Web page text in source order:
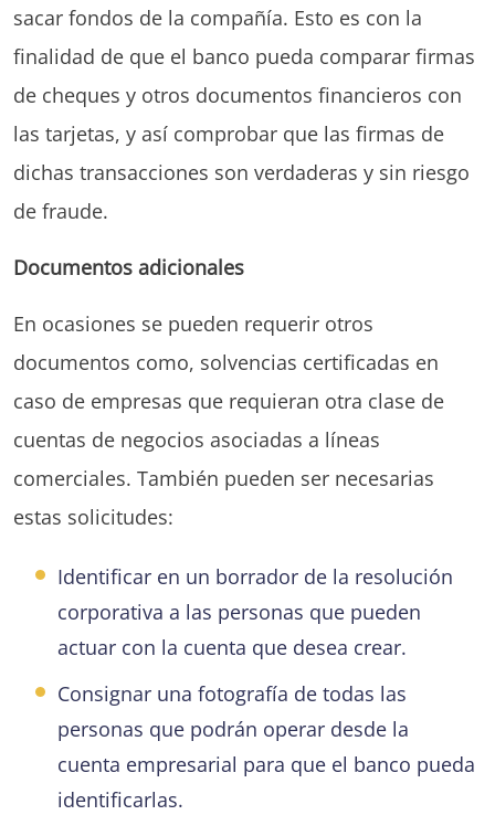
sacar fondos de la compañía. Esto es con la
finalidad de que el banco pueda comparar firmas
de cheques y otros documentos financieros con
las tarjetas, y así comprobar que las firmas de
dichas transacciones son verdaderas y sin riesgo
de fraude.
Documentos adicionales
En ocasiones se pueden requerir otros
documentos como, solvencias certificadas en
caso de empresas que requieran otra clase de
cuentas de negocios asociadas a líneas
comerciales. También pueden ser necesarias
estas solicitudes:
Identificar en un borrador de la resolución
corporativa a las personas que pueden
actuar con la cuenta que desea crear.
Consignar una fotografía de todas las
personas que podrán operar desde la
cuenta empresarial para que el banco pueda
identificarlas.